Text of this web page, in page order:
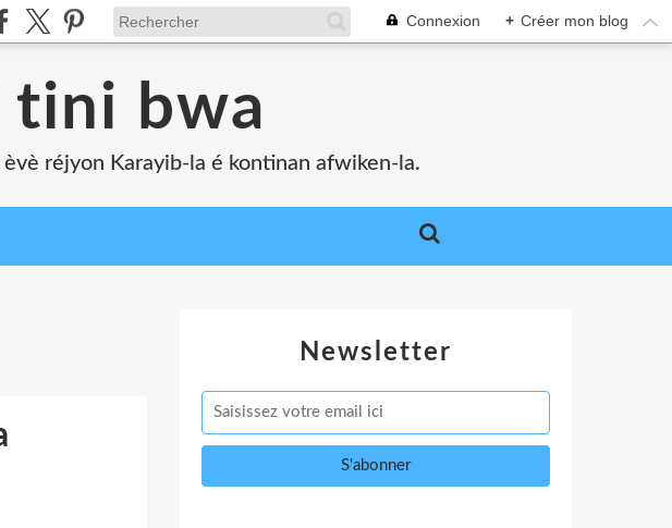
Connexion + Créer mon blog
tini bwa
réjyon Karayib-la é kontinan afwiken-la.
Newsletter